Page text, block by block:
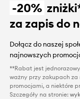
-20%
za zapis do
Dołącz do naszej
najnowszych
**Rabat jest
ważny przy zakupach za
promocjami, a niektóre
Szczegóły na stronie: